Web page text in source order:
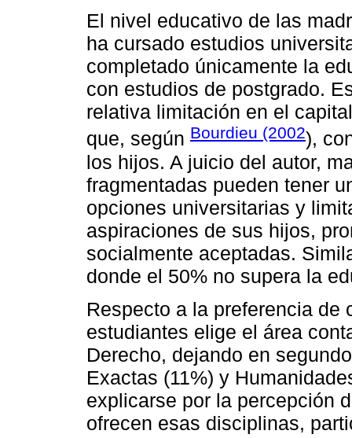
El nivel educativo de las
ha cursado estudios
completado únicamente la
con estudios de postgrado.
relativa limitación en el
que, según Bourdieu (2002),
los hijos. A juicio del autor,
fragmentadas pueden tener
opciones universitarias y
aspiraciones de sus hijos,
socialmente aceptadas.
donde el 50% no supera la
Respecto a la preferencia de
estudiantes elige el área
Derecho, dejando en
Exactas (11%) y
explicarse por la percepción
ofrecen esas disciplinas,